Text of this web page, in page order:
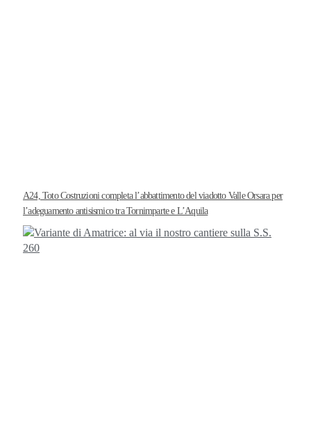
A24, Toto Costruzioni completa l’abbattimento del viadotto Valle Orsara per
l’adeguamento antisismico tra Tornimparte e L’Aquila